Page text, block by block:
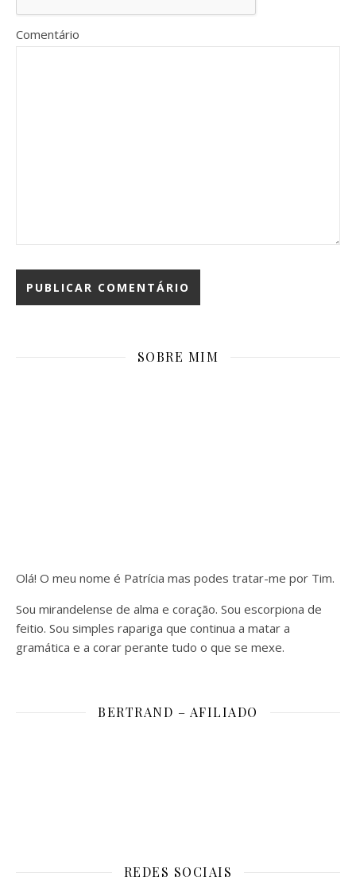
Comentário
SOBRE MIM
Olá! O meu nome é Patrícia mas podes tratar-me por Tim.
Sou mirandelense de alma e coração. Sou escorpiona de
feitio. Sou simples rapariga que continua a matar a
gramática e a corar perante tudo o que se mexe.
BERTRAND – AFILIADO
REDES SOCIAIS